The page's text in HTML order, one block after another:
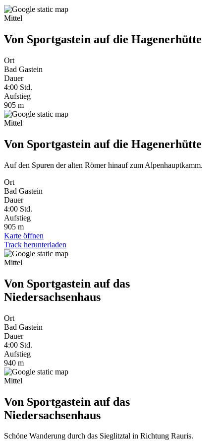
Mittel
Von Sportgastein auf die Hagenerhütte
Ort
Bad Gastein
Dauer
4:00 Std.
Aufstieg
905 m
Mittel
Von Sportgastein auf die Hagenerhütte
Auf den Spuren der alten Römer hinauf zum Alpenhauptkamm.
Ort
Bad Gastein
Dauer
4:00 Std.
Aufstieg
905 m
Karte öffnen
Track herunterladen
Mittel
Von Sportgastein auf das
Niedersachsenhaus
Ort
Bad Gastein
Dauer
4:00 Std.
Aufstieg
940 m
Mittel
Von Sportgastein auf das
Niedersachsenhaus
Schöne Wanderung durch das Sieglitztal in Richtung Rauris.